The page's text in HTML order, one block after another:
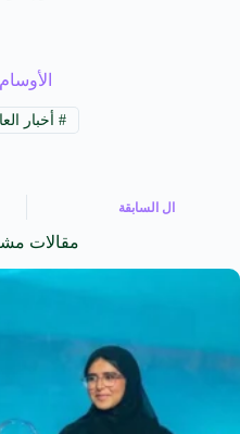
الأوسام
#أخبار
ال السابقة
مقالات